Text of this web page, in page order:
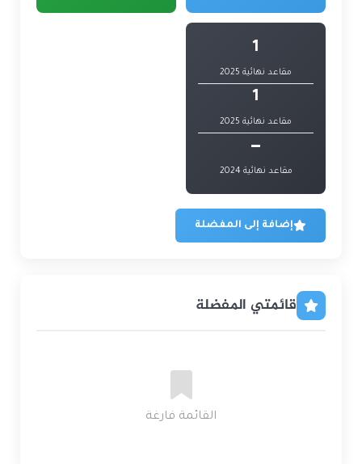
1
مقاعد نهائية 2025
1
مقاعد نهائية 2025
—
مقاعد نهائية 2024
إضافة إلى المفضلة
قائمتي المفضلة
القائمة فارغة